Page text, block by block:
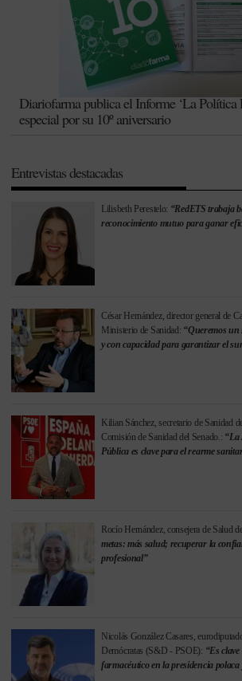
Diariofarma publica el Informe ‘La Política
especial por su 10º aniversario
Entrevistas destacadas
Lilisbeth Perestelo: “RedETS trabaja
reconocimiento mutuo para ganar
César Hernández, director general de
Ministerio de Sanidad: “Queremos un
y con capacidad para garantizar el
Kilian Sánchez, secretario de Sanidad
Comisión de Sanidad del Senado.: “La
Pública es clave para el rearme
Rocío Hernández, consejera de Salud
metas: más salud; recuperar la
profesional”
Nicolás González Casares,
Demócratas (S&D - PSOE): “Es
farmacéutico en la presidencia polaca